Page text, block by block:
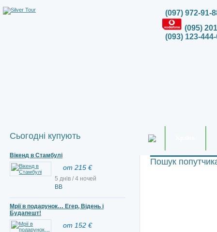
(097) 972-91-
(095)
(093) 123-
Пошук
Сьогодні купують
Вікенд в Стамбулі
от 215 €
5 днів / 4 ночей
ВВ
Мрії в подарунок… Егер, Відень і
Будапешт!
от 152 €